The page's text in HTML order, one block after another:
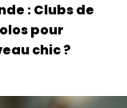
: Clubs de
pour
chic ?